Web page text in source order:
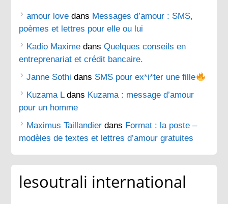
amour love dans Messages d’amour : SMS,
poèmes et lettres pour elle ou lui
Kadio Maxime dansQuelques conseils en
entreprenariat et crédit bancaire.
Janne Sothi dans SMS pour ex*i*ter une fille
Kuzama Ldans Kuzama : message d’amour
pour un homme
Maximus Taillandier dans Format : la poste –
modèles de textes et lettres d’amour gratuites
lesoutrali international